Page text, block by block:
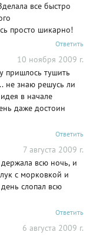
все быстро
просто шикарно!
Ответить
10 ноября 2009 г.
пришлось тушить
не знаю решусь ли
в начале
даже достоин
Ответить
7 августа 2009 г.
всю ночь, и
с морковкой и
слопал всю
Ответить
6 августа 2009 г.